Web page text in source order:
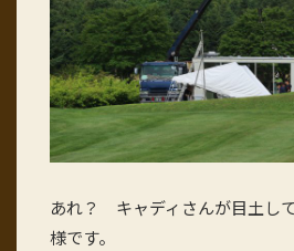
あれ？ キャディさんが目土し
様です。